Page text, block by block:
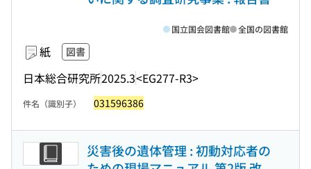
紙 図書
日本総合研究所2025.3<EG277-R3>
国立国会図書館 全国の図書館
件名（識別子） 031596386
災害後の遺体管理 : 初動対応者の